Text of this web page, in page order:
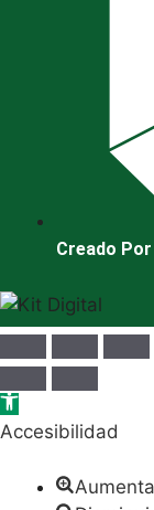
Creado
Abrir barra de
Accesibilidad